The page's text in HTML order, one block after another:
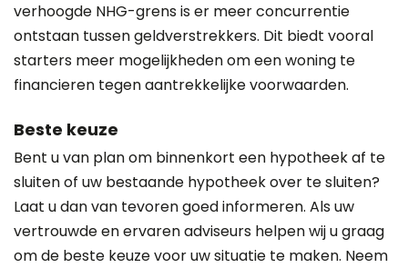
verhoogde NHG-grens is er meer concurrentie
ontstaan tussen geldverstrekkers. Dit biedt vooral
starters meer mogelijkheden om een woning te
financieren tegen aantrekkelijke voorwaarden.
Beste keuze
Bent u van plan om binnenkort een hypotheek af te
sluiten of uw bestaande hypotheek over te sluiten?
Laat u dan van tevoren goed informeren. Als uw
vertrouwde en ervaren adviseurs helpen wij u graag
om de beste keuze voor uw situatie te maken. Neem